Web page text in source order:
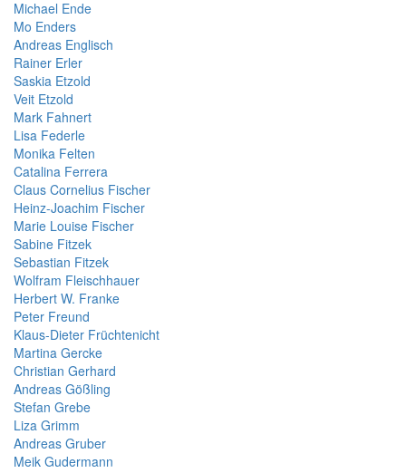
Michael Ende
Mo Enders
Andreas Englisch
Rainer Erler
Saskia Etzold
Veit Etzold
Mark Fahnert
Lisa Federle
Monika Felten
Catalina Ferrera
Claus Cornelius Fischer
Heinz-Joachim Fischer
Marie Louise Fischer
Sabine Fitzek
Sebastian Fitzek
Wolfram Fleischhauer
Herbert W. Franke
Peter Freund
Klaus-Dieter Früchtenicht
Martina Gercke
Christian Gerhard
Andreas Gößling
Stefan Grebe
Liza Grimm
Andreas Gruber
Meik Gudermann